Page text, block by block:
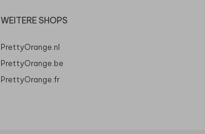
WEITERE SHOPS
PrettyOrange.nl
PrettyOrange.be
PrettyOrange.fr